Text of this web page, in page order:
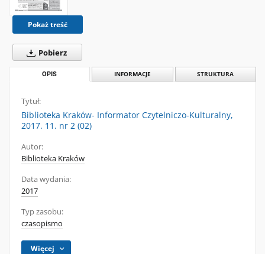
Pokaż treść
Pobierz
OPIS INFORMACJE STRUKTURA
Tytuł:
Biblioteka Kraków- Informator Czytelniczo-Kulturalny,
2017. 11. nr 2 (02)
Autor:
Biblioteka Kraków
Data wydania:
2017
Typ zasobu:
czasopismo
Więcej